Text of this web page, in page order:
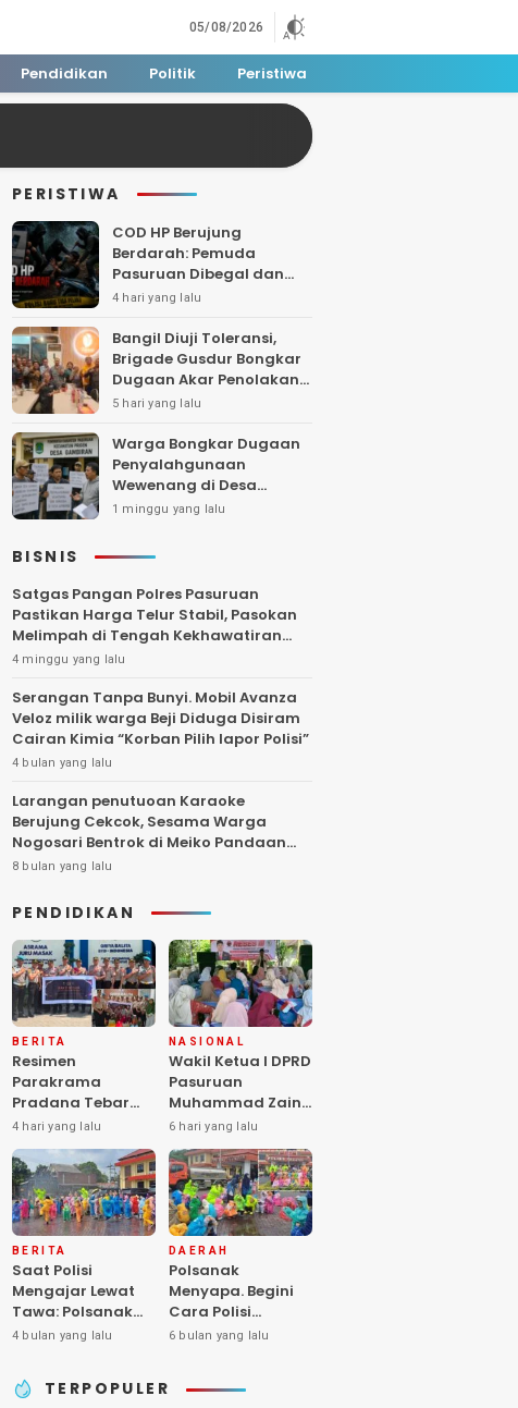
05/08/2026
Pendidikan Politik Peristiwa
PERISTIWA
COD HP Berujung
Berdarah: Pemuda
Pasuruan Dibegal dan
Dibacok di Tengah Hutan
4 hari yang lalu
Bangil Diuji Toleransi,
Brigade Gusdur Bongkar
Dugaan Akar Penolakan
Tempat Ibadah
5 hari yang lalu
Warga Bongkar Dugaan
Penyalahgunaan
Wewenang di Desa
Gambiran, Isu Narkoba
1 minggu yang lalu
BISNIS
Satgas Pangan Polres Pasuruan
Pastikan Harga Telur Stabil, Pasokan
Melimpah di Tengah Kekhawatiran
Fluktuasi
4 minggu yang lalu
Serangan Tanpa Bunyi. Mobil Avanza
Veloz milik warga Beji Diduga Disiram
Cairan Kimia “Korban Pilih lapor Polisi”
4 bulan yang lalu
Larangan penutuoan Karaoke
Berujung Cekcok, Sesama Warga
Nogosari Bentrok di Meiko Pandaan
Hingga Larut Malam
8 bulan yang lalu
PENDIDIKAN
BERITA
Resimen
Parakrama
Pradana Tebar
Kepedulian di
Panti Asuhan
Griya Balita SYD,
Peluk Hangat
Balita Terlantar
“POLRI Hadir
Dengan Hati”
4 hari yang lalu
NASIONAL
Wakil Ketua I DPRD
Pasuruan
Muhammad Zaini
Soroti Krisis
Fasilitas Sekolah
di Tengah Efisiensi
Anggaran
6 hari yang lalu
BERITA
Saat Polisi
Mengajar Lewat
Tawa: Polsanak
Pasuruan Sentuh
Sejak Dini
4 bulan yang lalu
DAERAH
Polsanak
Menyapa. Begini
Cara Polisi
Mendekatkan
Sejak Usia Dini
6 bulan yang lalu
TERPOPULER